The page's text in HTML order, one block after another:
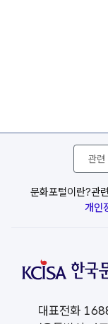
문화포털이란?관
개인
관
사
이
대표전화